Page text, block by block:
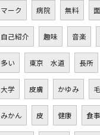
マーク 病院 無料
自己紹介 趣味 音楽
多い 東京 水道 長所
大学 皮膚 かゆみ
みかん 皮 健康 食事